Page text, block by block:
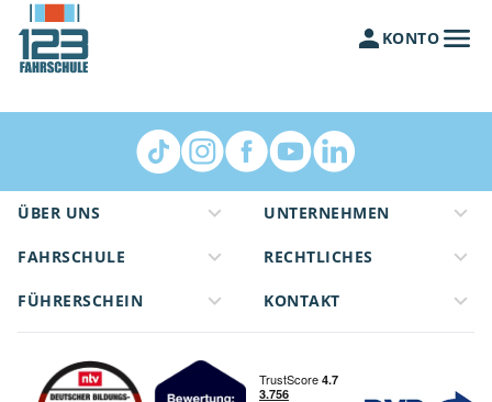
KONTO
ÜBER UNS
FAHRSCHULE
FÜHRERSCHEIN
UNTERNEHMEN
RECHTLICHES
KONTAKT